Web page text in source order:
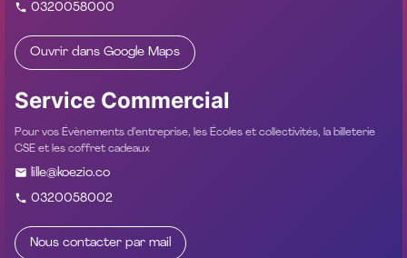
0320058000
Ouvrir dans Google Maps
Service Commercial
Pour vos Évènements d’entreprise, les Écoles et collectivités, la billeterie
CSE et les coffret cadeaux
lille@koezio.co
0320058002
Nous contacter par mail